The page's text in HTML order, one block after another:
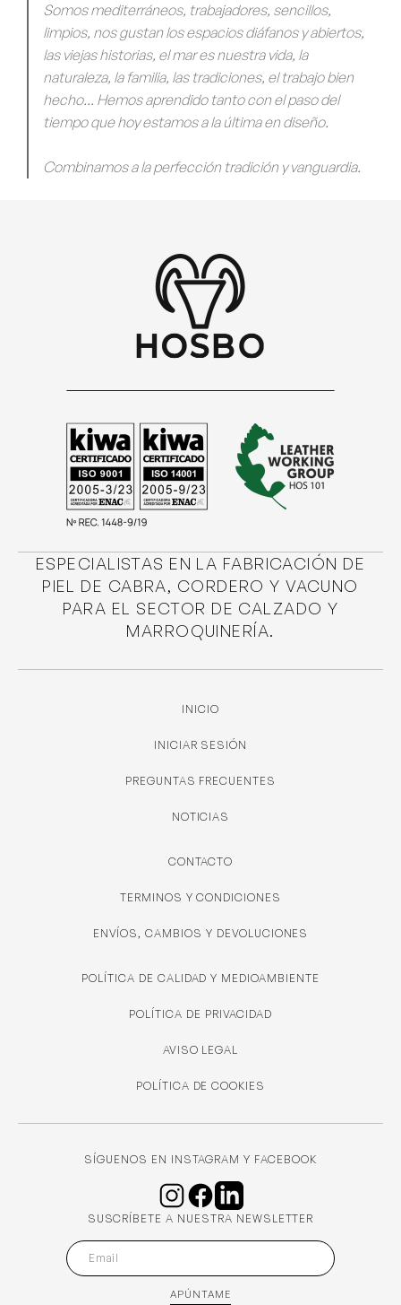
Somos mediterráneos, trabajadores, sencillos,
limpios, nos gustan los espacios diáfanos y abiertos,
las viejas historias, el mar es nuestra vida, la
naturaleza, la familia, las tradiciones, el trabajo bien
hecho... Hemos aprendido tanto con el paso del
tiempo que hoy estamos a la última en diseño.
Combinamos a la perfección tradición y vanguardia.
ESPECIALISTAS EN LA FABRICACIÓN DE
PIEL DE CABRA, CORDERO Y VACUNO
PARA EL SECTOR DE CALZADO Y
MARROQUINERÍA.
INICIO
INICIAR SESIÓN
PREGUNTAS FRECUENTES
NOTICIAS
CONTACTO
TERMINOS Y CONDICIONES
ENVÍOS, CAMBIOS Y DEVOLUCIONES
POLÍTICA DE CALIDAD Y MEDIOAMBIENTE
POLÍTICA DE PRIVACIDAD
AVISO LEGAL
POLÍTICA DE COOKIES
SÍGUENOS EN INSTAGRAM Y FACEBOOK
SUSCRÍBETE A NUESTRA NEWSLETTER
APÚNTAME